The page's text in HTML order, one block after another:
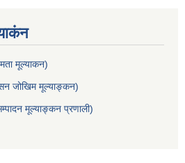
मूल्याक‌न)
जोखिम मूल्याङ्कन)
मूल्याङ्कन प्रणाली)